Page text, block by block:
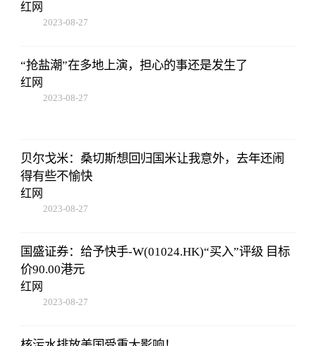
红网
2023-08-27
“抢盐潮”在多地上演，担心的事还是发生了
红网
2023-08-27
贝尔戈米：桑切斯想回归国米让我意外，去年还闹
得有些不愉快
红网
2023-08-27
国盛证券：给予快手-W(01024.HK)“买入”评级 目标
价90.00港元
红网
2023-08-27